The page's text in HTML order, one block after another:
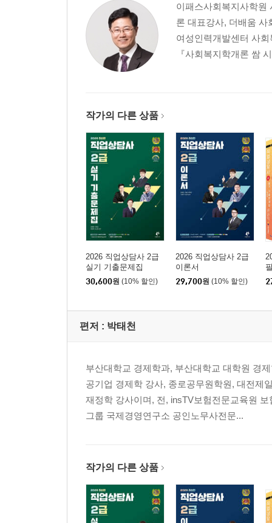
이패스사회복지사학원
론 대표강사, 더배움 사
여성인력개발센터 사
『사회복지학개론 쌈
작가의 다른 상품
2026 직업상담사 2급
실기 기출문제집
30,600원 (10% 할인)
2026 직업상담사 2급
이론서
29,700원 (10% 할인)
편저 : 박태천
부산대학교 경제학과, 부산대학교 대학원 경
공기업 경제학 강사, 종로공무원학원, 대전제
재정학 강사이며, 전, insTV보험전문교육원
그룹 국제경영연구소 공인노무사전문...
작가의 다른 상품